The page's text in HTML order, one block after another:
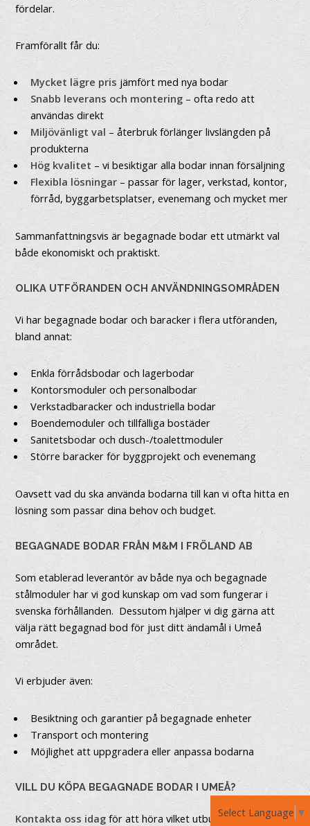
Select Language ▼
fördelar.
Framförallt får du:
Mycket lägre pris jämfört med nya bodar
Snabb leverans och montering– ofta redo att
användas direkt
Miljövänligt val – återbruk förlänger livslängden på
produkterna
Hög kvalitet – vi besiktigar alla bodar innan försäljning
Flexibla lösningar– passar för lager, verkstad, kontor,
förråd, byggarbetsplatser, evenemang och mycket mer
Sammanfattningsvis är begagnade bodar ett utmärkt val
både ekonomiskt och praktiskt.
OLIKA UTFÖRANDEN OCH ANVÄNDNINGSOMRÅDEN
Vi har begagnade bodar och baracker i flera utföranden,
bland annat:
Enkla förrådsbodar och lagerbodar
Kontorsmoduler och personalbodar
Verkstadbaracker och industriella bodar
Boendemoduler och tillfälliga bostäder
Sanitetsbodar och dusch-/toalettmoduler
Större baracker för byggprojekt och evenemang
Oavsett vad du ska använda bodarna till kan vi ofta hitta en
lösning som passar dina behov och budget.
BEGAGNADE BODAR FRÅN M&M I FRÖLAND AB
Som etablerad leverantör av både nya och begagnade
stålmoduler har vi god kunskap om vad som fungerar i
svenska förhållanden. Dessutom hjälper vi dig gärna att
välja rätt begagnad bod för just ditt ändamål i Umeå
området.
Vi erbjuder även:
Besiktning och garantier på begagnade enheter
Transport och montering
Möjlighet att uppgradera eller anpassa bodarna
VILL DU KÖPA BEGAGNADE BODAR I UMEÅ?
Kontakta oss idag för att höra vilket utbud vi har just nu. Vi